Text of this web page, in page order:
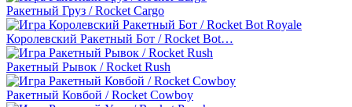
Ракетный Груз / Rocket Cargo
Королевский Ракетный Бот / Rocket Bot…
Ракетный Рывок / Rocket Rush
Ракетный Ковбой / Rocket Cowboy